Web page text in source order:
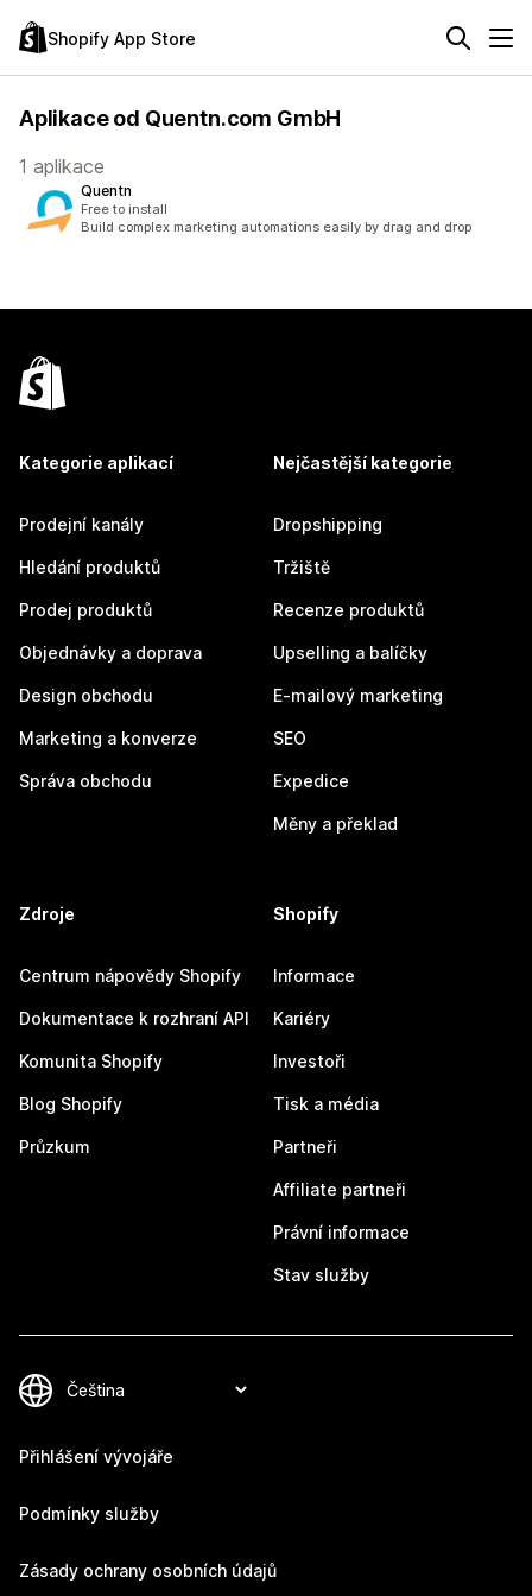
Shopify App Store
Aplikace od Quentn.com GmbH
1 aplikace
Quentn
Free to install
Build complex marketing automations easily by drag and drop
Kategorie aplikací
Prodejní kanály
Hledání produktů
Prodej produktů
Objednávky a doprava
Design obchodu
Marketing a konverze
Správa obchodu
Nejčastější kategorie
Dropshipping
Tržiště
Recenze produktů
Upselling a balíčky
E-mailový marketing
SEO
Expedice
Měny a překlad
Zdroje
Centrum nápovědy Shopify
Dokumentace k rozhraní API
Komunita Shopify
Blog Shopify
Průzkum
Shopify
Informace
Kariéry
Investoři
Tisk a média
Partneři
Affiliate partneři
Právní informace
Stav služby
Přihlášení vývojáře
Podmínky služby
Zásady ochrany osobních údajů